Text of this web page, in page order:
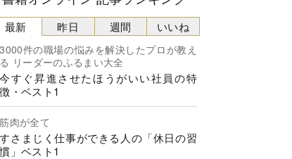
最新
3000件の職場の悩みを解決したプロが教え
る リーダーのふるまい大全
今すぐ昇進させたほうがいい社員の特
徴・ベスト1
筋肉が全て
すさまじく仕事ができる人の「休日の習
慣」ベスト1
昨日 週間 いいね